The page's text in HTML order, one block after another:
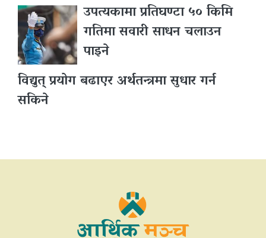
उपत्यकामा प्रतिघण्टा ५० किमि
गतिमा सवारी साधन चलाउन
पाइने
विद्युत् प्रयोग बढाएर अर्थतन्त्रमा सुधार गर्न
सकिने